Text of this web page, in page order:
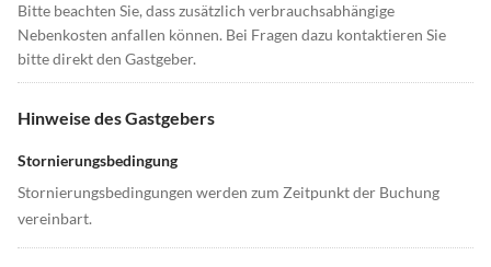
Bitte beachten Sie, dass zusätzlich verbrauchsabhängige
Nebenkosten anfallen können. Bei Fragen dazu kontaktieren Sie
bitte direkt den Gastgeber.
Hinweise des Gastgebers
Stornierungsbedingung
Stornierungsbedingungen werden zum Zeitpunkt der Buchung
vereinbart.